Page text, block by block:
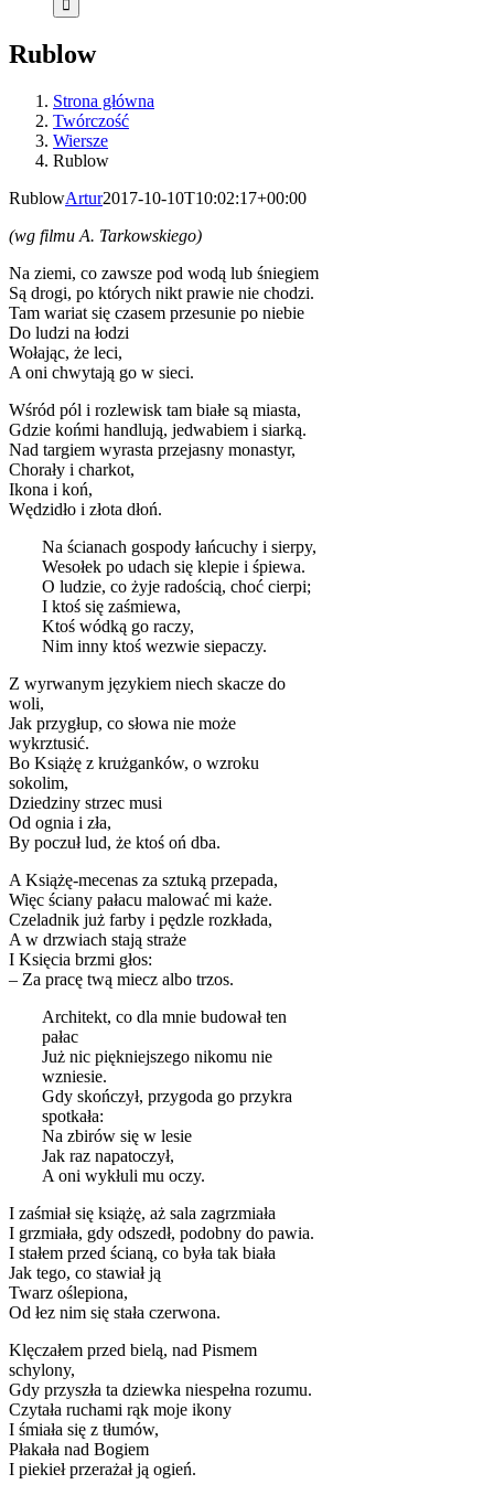
Rublow
Strona główna
Twórczość
Wiersze
Rublow
RublowArtur2017-10-10T10:02:17+00:00
(wg filmu A. Tarkowskiego)
Na ziemi, co zawsze pod wodą lub śniegiem
Są drogi, po których nikt prawie nie chodzi.
Tam wariat się czasem przesunie po niebie
Do ludzi na łodzi
Wołając, że leci,
A oni chwytają go w sieci.
Wśród pól i rozlewisk tam białe są miasta,
Gdzie końmi handlują, jedwabiem i siarką.
Nad targiem wyrasta przejasny monastyr,
Chorały i charkot,
Ikona i koń,
Wędzidło i złota dłoń.
Na ścianach gospody łańcuchy i sierpy,
Wesołek po udach się klepie i śpiewa.
O ludzie, co żyje radością, choć cierpi;
I ktoś się zaśmiewa,
Ktoś wódką go raczy,
Nim inny ktoś wezwie siepaczy.
Z wyrwanym językiem niech skacze do
woli,
Jak przygłup, co słowa nie może
wykrztusić.
Bo Książę z krużganków, o wzroku
sokolim,
Dziedziny strzec musi
Od ognia i zła,
By poczuł lud, że ktoś oń dba.
A Książę-mecenas za sztuką przepada,
Więc ściany pałacu malować mi każe.
Czeladnik już farby i pędzle rozkłada,
A w drzwiach stają straże
I Księcia brzmi głos:
– Za pracę twą miecz albo trzos.
Architekt, co dla mnie budował ten
pałac
Już nic piękniejszego nikomu nie
wzniesie.
Gdy skończył, przygoda go przykra
spotkała:
Na zbirów się w lesie
Jak raz napatoczył,
A oni wykłuli mu oczy.
I zaśmiał się książę, aż sala zagrzmiała
I grzmiała, gdy odszedł, podobny do pawia.
I stałem przed ścianą, co była tak biała
Jak tego, co stawiał ją
Twarz oślepiona,
Od łez nim się stała czerwona.
Klęczałem przed bielą, nad Pismem
schylony,
Gdy przyszła ta dziewka niespełna rozumu.
Czytała ruchami rąk moje ikony
I śmiała się z tłumów,
Płakała nad Bogiem
I piekieł przerażał ją ogień.